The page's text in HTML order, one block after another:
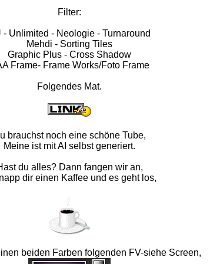
Filter:
- Unlimited - Neologie - Turnaround
Mehdi - Sorting Tiles
Graphic Plus - Cross Shadow
Frame- Frame Works/Foto Frame
Folgendes Mat.
brauchst noch eine schöne Tube,
Meine ist mit AI selbst generiert.
du alles? Dann fangen wir an,
dir einen Kaffee und es geht los,
beiden Farben folgenden FV-siehe Screen,